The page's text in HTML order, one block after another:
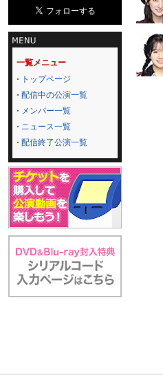
一覧メニュー
トップページ
配信中の公演一覧
メンバー一覧
ニュース一覧
配信終了公演一覧